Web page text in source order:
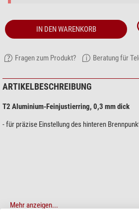
IN DEN WARENKORB
Fragen zum Produkt? Beratung für
ARTIKELBESCHREIBUNG
T2 Aluminium-Feinjustierring, 0,3 mm dick
- für präzise Einstellung des hinteren
Mehr anzeigen...